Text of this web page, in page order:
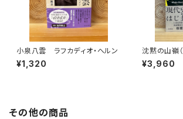
小泉八雲 ラフカディオ・ヘルン
¥1,320
沈黙の山嶺
大戦とマロ
¥3,960
その他の商品